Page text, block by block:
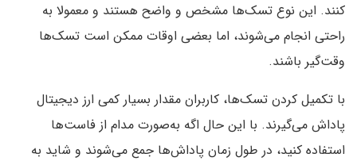
کنند. این نوع تسک‌ها مشخص و واضح هستند و معمولا به
راحتی انجام می‌شوند، اما بعضی اوقات ممکن است تسک‌ها
وقت‌گیر باشند.
با تکمیل کردن تسک‌ها، کاربران مقدار بسیار کمی ارز دیجیتال
پاداش می‌گیرند. با این حال اگه به‌صورت مدام از فاست‌ها
استفاده کنید، در طول زمان پاداش‌ها جمع می‌شوند و شاید به